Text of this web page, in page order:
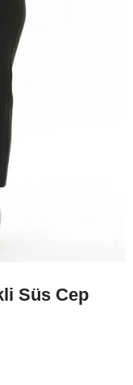
Süs Cep